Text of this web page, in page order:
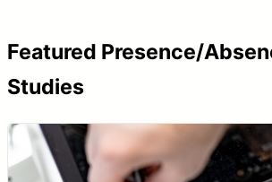
V
d
e
Featured Presence/
Studies